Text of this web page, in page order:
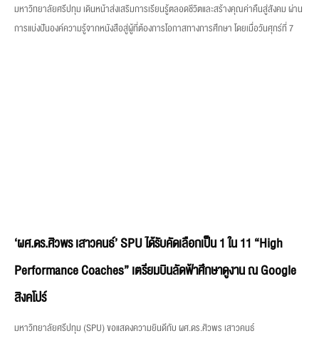
มหาวิทยาลัยศรีปทุม เดินหน้าส่งเสริมการเรียนรู้ตลอดชีวิตและสร้างคุณค่าคืนสู่สังคม ผ่าน
การแบ่งปันองค์ความรู้จากหนังสือสู่ผู้ที่ต้องการโอกาสทางการศึกษา โดยเมื่อวันศุกร์ที่ 7
‘ผศ.ดร.ศิวพร เสาวคนธ์’ SPU ได้รับคัดเลือกเป็น 1 ใน 11 “High
Performance Coaches” เตรียมบินลัดฟ้าศึกษาดูงาน ณ Google
สิงคโปร์
มหาวิทยาลัยศรีปทุม (SPU) ขอแสดงความยินดีกับ ผศ.ดร.ศิวพร เสาวคนธ์